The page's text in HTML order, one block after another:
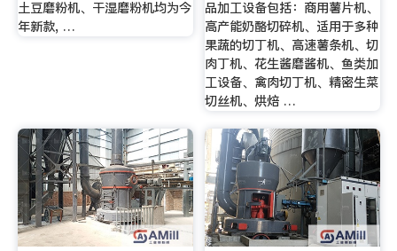
土豆磨粉机、干湿磨粉机均为今
年新款, …
品加工设备包括：商用薯片机、
高产能奶酪切碎机、适用于多种
果蔬的切丁机、高速薯条机、切
肉丁机、花生酱磨酱机、鱼类加
工设备、禽肉切丁机、精密生菜
切丝机、烘焙 …